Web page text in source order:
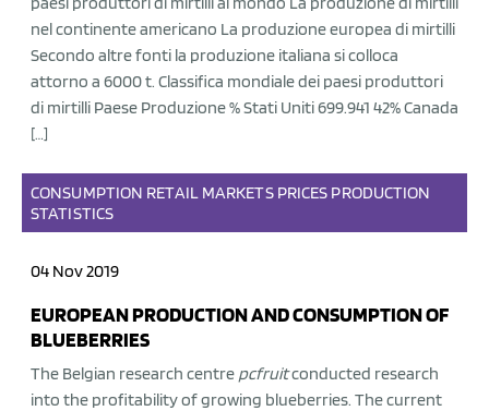
nel continente americano La produzione europea di mirtilli
Secondo altre fonti la produzione italiana si colloca
attorno a 6000 t. Classifica mondiale dei paesi produttori
di mirtilli Paese Produzione % Stati Uniti 699.941 42% Canada
[…]
CONSUMPTION RETAIL MARKETS PRICES PRODUCTION
STATISTICS
04 Nov 2019
EUROPEAN PRODUCTION AND CONSUMPTION OF
BLUEBERRIES
The Belgian research centre pcfruitconducted research
into the profitability of growing blueberries. The current